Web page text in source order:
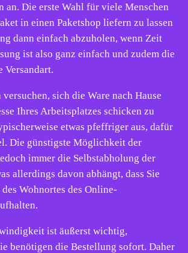
an. Die erste Wahl für viele Menschen
in einen Paketshop liefern zu lassen
dann einfach abzuholen, wenn Zeit
ist also ganz einfach und zudem die
Versandart.
versuchen, sich die Ware nach Hause
Ihres Arbeitsplatzes schicken zu
etwas pfeffriger aus, dafür
Die günstigste Möglichkeit der
immer die Selbstabholung der
allerdings davon abhängt, dass Sie
Wohnortes des Online-
ist äußerst wichtig,
benötigen die Bestellung sofort. Daher